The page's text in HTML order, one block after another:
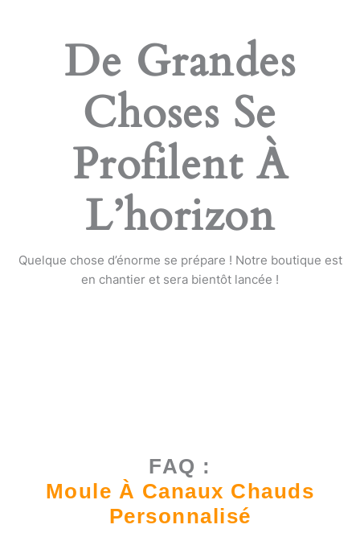
De Grandes
Choses Se
Profilent À
L’horizon
Quelque chose d’énorme se prépare ! Notre boutique est
en chantier et sera bientôt lancée !
FAQ :
Moule À Canaux Chauds
Personnalisé